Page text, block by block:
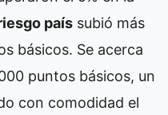
país subió más
básicos. Se acerca
puntos básicos, un
con comodidad el